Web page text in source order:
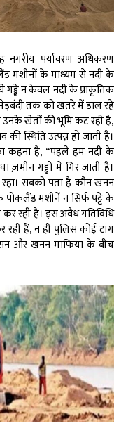
नगरीय पर्यावरण अधिकरण
मशीनों के माध्यम से नदी के
गड्ढे न केवल नदी के प्राकृतिक
मेड़बंदी तक को खतरे में डाल रहे
खेतों की भूमि कट रही है,
स्थिति उत्पन्न हो जाती है।
कहना है, “पहले हम नदी के
गड्ढों में गिर जाती है।
सबको पता है कौन खनन
पोकलैंड मशीनें न सिर्फ पट्टे के
कर रही हैं। इस अवैध गतिविधि
रही हैं, न ही पुलिस कोई टांग
और खनन माफिया के बीच